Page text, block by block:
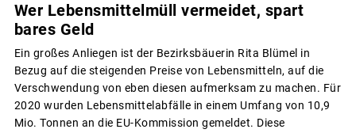
Wer Lebensmittelmüll vermeidet, spart
bares Geld
Ein großes Anliegen ist der Bezirksbäuerin Rita Blümel in
Bezug auf die steigenden Preise von Lebensmitteln, auf die
Verschwendung von eben diesen aufmerksam zu machen. Für
2020 wurden Lebensmittelabfälle in einem Umfang von 10,9
Mio. Tonnen an die EU-Kommission gemeldet. Diese